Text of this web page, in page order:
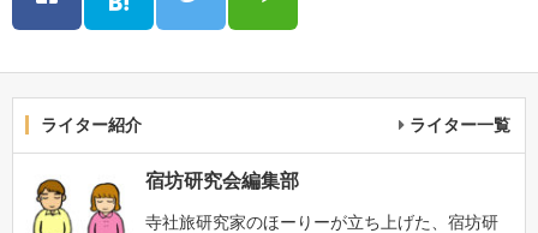
ライター紹介 ライター一覧
宿坊研究会編集部
寺社旅研究家のほーりーが立ち上げた、宿坊研